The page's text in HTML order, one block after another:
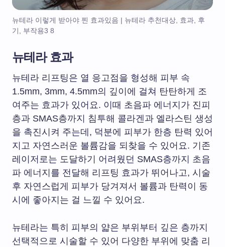
뉴테라 이렇게 받아야 찐 효과있음 | 뉴테라 추천대상, 효과, 후
기, 부작용3 8
뉴테라 효과
뉴테라 리프팅은 열 응고점을 형성해 피부 속
1.5mm, 3mm, 4.5mm의 깊이에 걸쳐 탄탄하게 조
여주는 효과가 있어요. 이때 초음파 에너지가 진피
층과 SMAS층까지 침투해 콜라겐과 엘라스틴 생성
을 촉진시켜 주는데, 덕분에 피부가 한층 탄력 있어
지고 자연스러운 볼륨감을 되찾을 수 있어요. 기존
레이저로는 도달하기 어려웠던 SMAS층까지 초음
파 에너지를 전달해 리프팅 효과가 뛰어나고, 시술
후 자연스럽게 피부가 당겨져서 볼륨과 탄력이 동
시에 좋아지는 걸 느낄 수 있어요.
뉴테라는 특히 피부의 얇은 부위부터 깊은 층까지
선택적으로 시술할 수 있어 다양한 부위에 맞춤 리